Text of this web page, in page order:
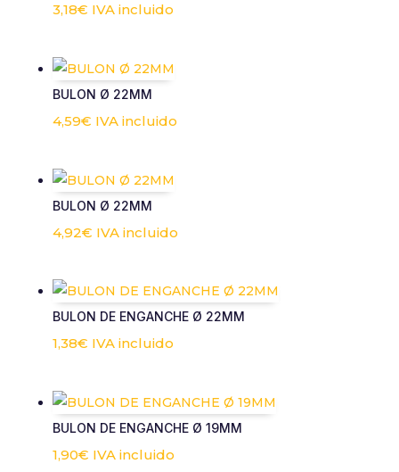
3,18€ IVA incluido
BULON Ø 22MM
4,59€ IVA incluido
BULON Ø 22MM
4,92€ IVA incluido
BULON DE ENGANCHE Ø 22MM
1,38€ IVA incluido
BULON DE ENGANCHE Ø 19MM
1,90€ IVA incluido